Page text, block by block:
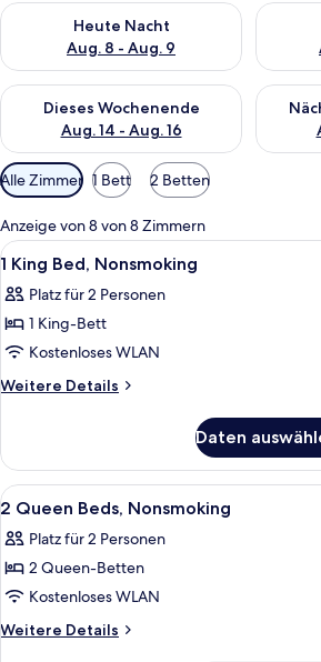
Heute Nacht
Aug. 8 - Aug. 9
Überprüfe die Verfügbarkeit für heute
Dieses Wochenende
Aug. 14 - Aug. 16
Überprüfe die Verfügbarkeit für dieses
Verfügbare
Filter
für
Zimmer
Alle Zimmer 1 Bett 2 Betten
Anzeige von 8 von 8 Zimmern
Alle
Fotos
für
1
King
Bed,
Ein
6
1 King Bed, Nonsmoking
Platz für 2 Personen
1 King-Bett
Kostenloses WLAN
Weitere Details
Weitere
King
Bed,
Nonsmoking
Daten
Alle
Fotos
für
2
Queen
Beds,
Ein
14
2 Queen Beds, Nonsmoking
Platz für 2 Personen
2 Queen-Betten
Kostenloses WLAN
Weitere Details
Weitere